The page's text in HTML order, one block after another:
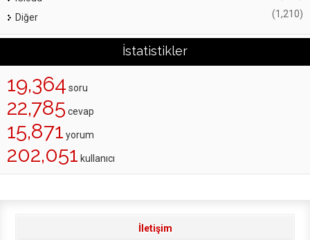
Diğer (1,210)
İstatistikler
19,364 soru
22,785 cevap
15,871 yorum
202,051 kullanıcı
İletişim